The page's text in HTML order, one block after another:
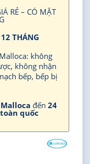
RẺ – CÓ MẶT
THÁNG
không
không nhận
bếp, bếp bị
đến 24
toàn quốc